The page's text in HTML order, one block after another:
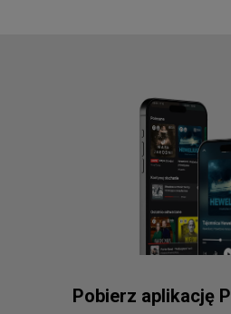
Pobierz aplikację